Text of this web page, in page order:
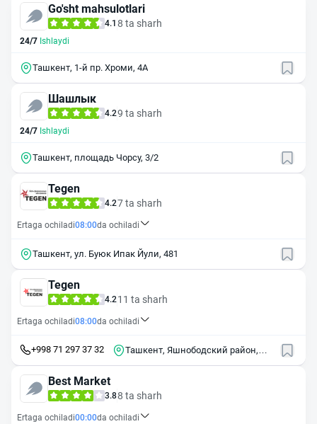
Go'sht mahsulotlari
4.1 8 ta sharh
24/7 Ishlaydi
Ташкент, 1-й пр. Хроми, 4А
Шашлык
4.29 ta sharh
24/7 Ishlaydi
Ташкент, площадь Чорсу, 3/2
Tegen
4.27 ta sharh
Ertaga ochiladi08:00da ochiladi
Ташкент, ул. Буюк Ипак Йули, 481
Tegen
4.2 11 ta sharh
Ertaga ochiladi08:00da ochiladi
+998 71 297 37 32
Ташкент, Яшнободский район,
Best Market
3.88 ta sharh
Ertaga ochiladi00:00da ochiladi